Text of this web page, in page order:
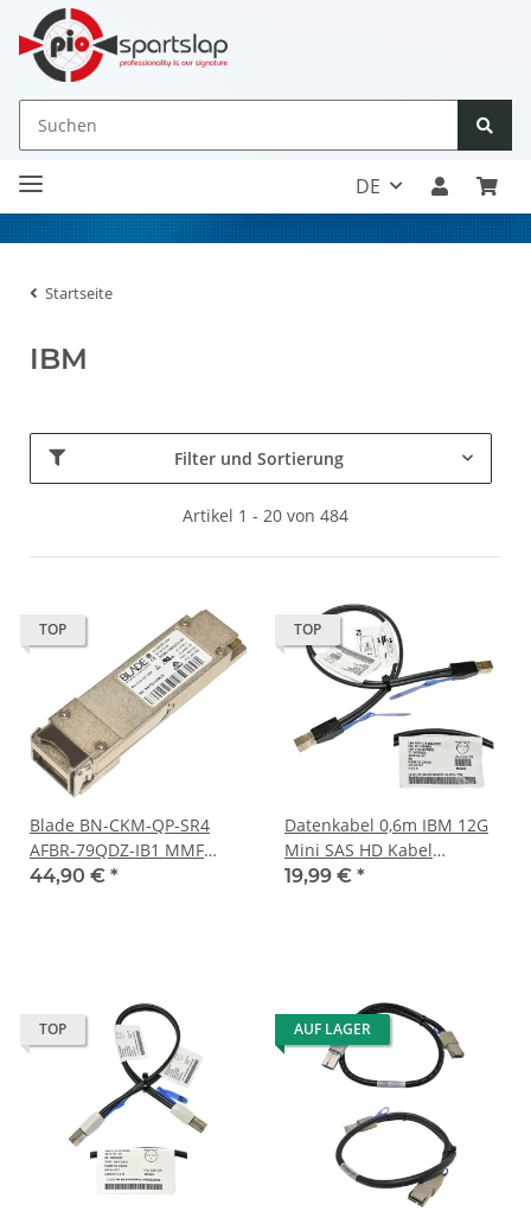
DE
Startseite
IBM
Filter und Sortierung
Artikel 1 - 20 von 484
TOP
Blade BN-CKM-QP-SR4
AFBR-79QDZ-IB1 MMF
850nm 150m 40GBase-SR4
44,90 € *
TOP
Datenkabel 0,6m IBM 12G
Mini SAS HD Kabel
00AR272 00Y8350 SFF-8644
19,99 € *
TOP AUF LAGER